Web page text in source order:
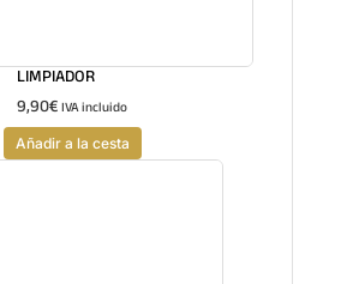
LIMPIADOR
9,90€IVA incluido
Añadir a la cesta